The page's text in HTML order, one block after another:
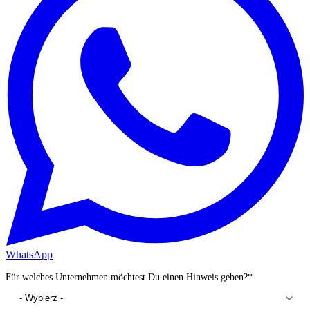
WhatsApp
Für welches Unternehmen möchtest Du einen Hinweis geben?*